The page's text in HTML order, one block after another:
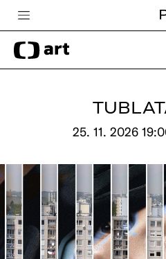
Česká televize
Zpravodajství
Pro děti
edu
Vše o ČT
25. 11. 2026